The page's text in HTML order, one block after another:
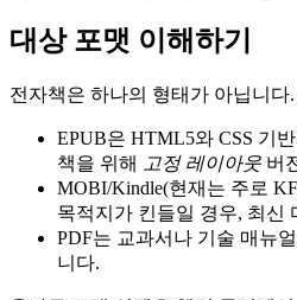
대상 포맷 이해하기
전자책은 하나의 형태가 아닙니
EPUB은 HTML5와 CSS 기
책을 위해
고정 레이아웃 버
MOBI/Kindle(현재는 주로
목적지가 킨들일 경우, 최신
PDF는 교과서나 기술 매뉴
니다.